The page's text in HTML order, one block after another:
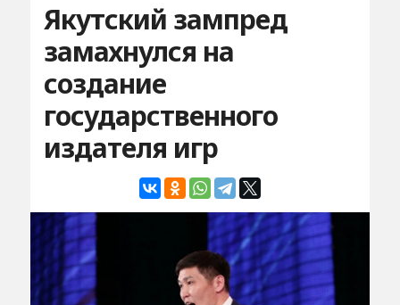
Якутский зампред
замахнулся на
создание
государственного
издателя игр